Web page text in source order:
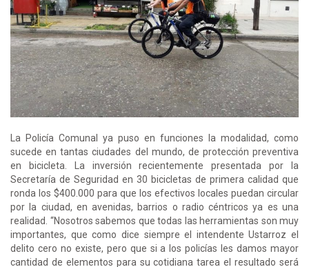
La Policía Comunal ya puso en funciones la modalidad, como
sucede en tantas ciudades del mundo, de protección preventiva
en bicicleta. La inversión recientemente presentada por la
Secretaría de Seguridad en 30 bicicletas de primera calidad que
ronda los $400.000 para que los efectivos locales puedan circular
por la ciudad, en avenidas, barrios o radio céntricos ya es una
realidad. “Nosotros sabemos que todas las herramientas son muy
importantes, que como dice siempre el intendente Ustarroz el
delito cero no existe, pero que si a los policías les damos mayor
cantidad de elementos para su cotidiana tarea el resultado será